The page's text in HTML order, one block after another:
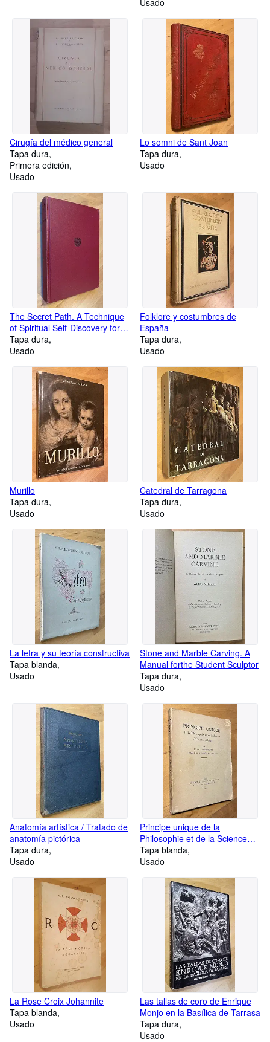
Usado
Cirugía del médico general
Tapa dura
Primera edición
Usado
Lo somni de Sant Joan
Tapa dura
Usado
The Secret Path. A Technique
of Spiritual Self-Discovery for
the Modern World
Tapa dura
Usado
Folklore y costumbres de
España
Tapa dura
Usado
Murillo
Tapa dura
Usado
Catedral de Tarragona
Tapa dura
Usado
La letra y su teoría constructiva
Tapa blanda
Usado
Stone and Marble Carving. A
Manual forthe Student Sculptor
Tapa dura
Usado
Anatomía artística / Tratado de
anatomía pictórica
Tapa dura
Usado
Principe unique de la
Philosophie et de la Science
d'Extrême Orient
Tapa blanda
Usado
La Rose Croix Johannite
Tapa blanda
Usado
Las tallas de coro de Enrique
Monjo en la Basílica de Tarrasa
Tapa dura
Usado